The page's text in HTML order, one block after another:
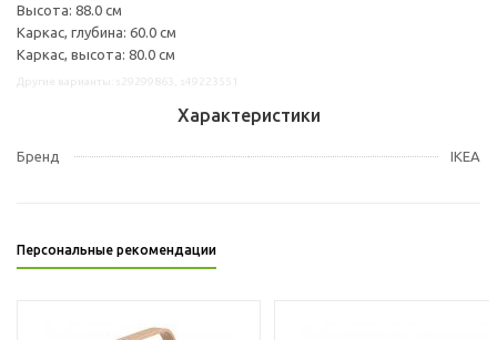
Высота: 88.0 см
Каркас, глубина: 60.0 см
Каркас, высота: 80.0 см
Характеристики
Бренд IKEA
Персональные рекомендации